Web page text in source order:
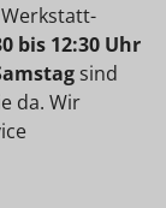
bis 12:30 Uhr
sind
da. Wir